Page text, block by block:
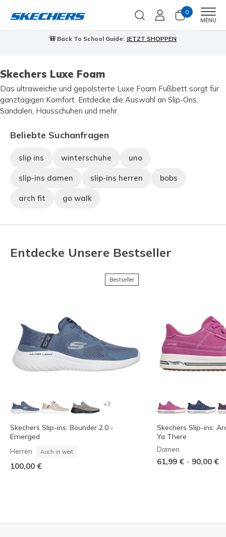
0
MENU
⭐Skechers VIP:45 Tage kostenlose Rückgabe für
Skechers Luxe Foam
Das ultraweiche und gepolsterte Luxe Foam Fußbett sorgt für
ganztägigen Komfort. Entdecke die Auswahl an Slip-Ons,
Sandalen, Hausschuhen und mehr.
Beliebte Suchanfragen
slip ins winterschuhe uno
slip-ins damen slip-ins herren bobs
arch fit go walk
Entdecke Unsere Bestseller
Bestseller
+3
Skechers Slip-ins: Bounder 2.0 -
Emerged
Herren Auch in weit
100,00 €
Skechers Slip-ins:
Ya There
Damen
61,99 € - 90,00 €